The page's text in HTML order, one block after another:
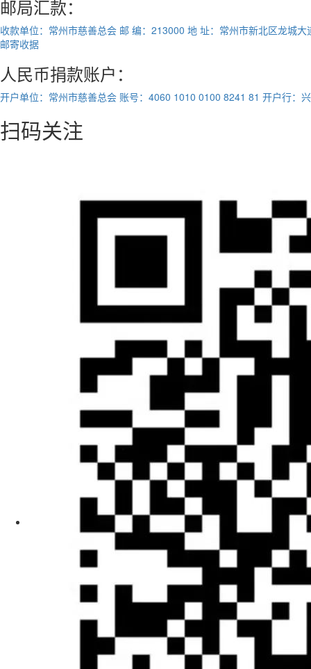
邮局汇款：
收款单位：常州市慈善总会 邮 编：213000 地 址：常州市新北区龙城
邮寄收据
人民币捐款账户：
开户单位：常州市慈善总会 账号：4060 1010 0100 8241 81 开户行：
扫码关注